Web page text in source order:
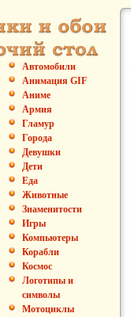
Автомобили
Анимация GIF
Аниме
Армия
Гламур
Города
Девушки
Дети
Еда
Животные
Знаменитости
Игры
Компьютеры
Корабли
Космос
Логотипы и
символы
Мотоциклы